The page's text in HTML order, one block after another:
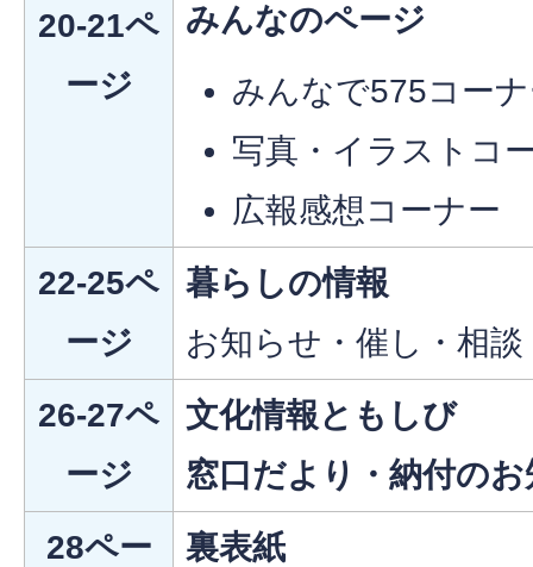
20-21ペ
ージ
みんなのページ
みんなで575コー
写真・イラストコ
広報感想コーナー
22-25ペ
ージ
暮らしの情報
お知らせ・催し・相談
26-27ペ
ージ
文化情報ともしび
窓口だより・納付の
28ペー
裏表紙